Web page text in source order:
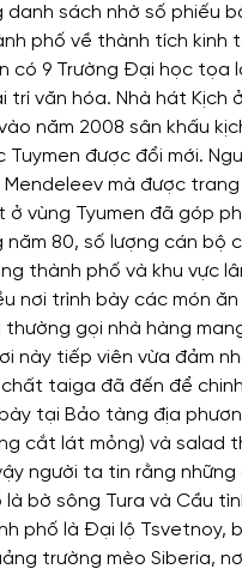
sách nhờ số phiếu
phố về thành tích kinh
có 9 Trường Đại học
văn hóa. Nhà hát
năm 2008 sân khấu
được đổi mới.
Mendeleev mà được
vùng Tyumen đã góp
80, số lượng cán bộ
thành phố và khu vực
nơi trình bày các món
gọi nhà hàng
này tiếp viên vừa đảm
taiga đã đến để
tại Bảo tàng địa
cắt lát mỏng) và
người ta tin rằng
bờ sông Tura và Cầu
phố là Đại lộ Tsvetnoy,
trường mèo Siberia,